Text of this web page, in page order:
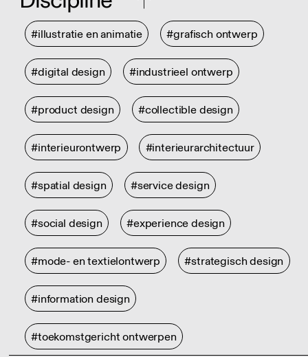
#illustratie en animatie #grafisch ontwerp
#digital design #industrieel ontwerp
#product design #collectible design
#interieurontwerp #interieurarchitectuur
#spatial design #service design
#social design #experience design
#mode- en textielontwerp #strategisch design
#information design
#toekomstgericht ontwerpen